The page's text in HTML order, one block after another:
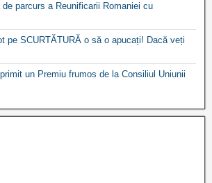
parcurs a Reunificarii Romaniei cu
pe SCURTĂTURĂ o să o apucați! Dacă veți
un Premiu frumos de la Consiliul Uniunii